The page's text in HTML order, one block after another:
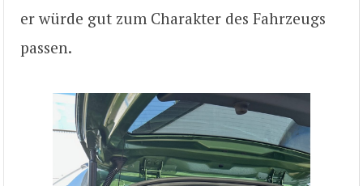
er würde gut zum Charakter des Fahrzeugs
passen.